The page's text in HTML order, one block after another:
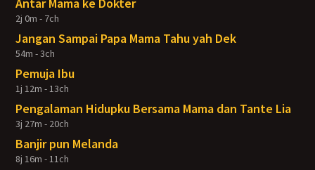
2j 0m - 7ch
Jangan Sampai Papa Mama Tahu yah Dek
54m - 3ch
Pemuja Ibu
1j 12m - 13ch
Pengalaman Hidupku Bersama Mama dan Tante Lia
3j 27m - 20ch
Banjir pun Melanda
8j 16m - 11ch